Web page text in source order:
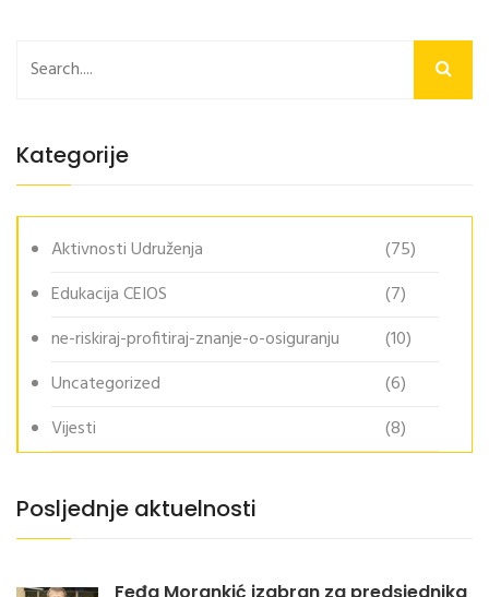
Kategorije
Aktivnosti Udruženja
(75)
Edukacija CEIOS
(7)
ne-riskiraj-profitiraj-znanje-o-osiguranju
(10)
Uncategorized
(6)
Vijesti
(8)
Posljednje aktuelnosti
Feđa Morankić izabran za predsjednika